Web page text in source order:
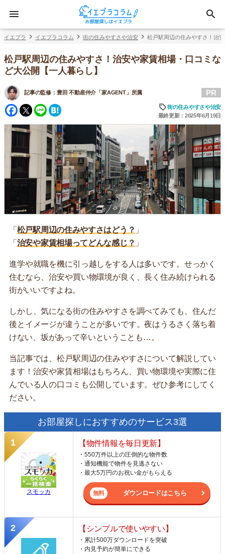
イエプラ イエプラコラム 街の住みやすさや治安 松戸駅周辺の住みやすさ！治
松戸駅周辺の住みやすさ！治安や家賃相場・口コミな
ど大公開【一人暮らし】
記事の監修： 豊田 不動産仲介「家AGENT」所属
Facebook
Twitter
Line
PR
街の住みやすさや治安
最終更新：2025年6月19日
「 松戸駅周辺の住みやすさはどう？ 」
「 治安や家賃相場ってどんな感じ？ 」
進学や就職を機に引っ越しをする人は多いです。せっかく
住むなら、治安や買い物環境が良く、長く住み続けられる
街がいいですよね。
しかし、気になる街の住みやすさを調べてみても、住んだ
後とイメージが違うことが多いです。夜はうるさく落ち着
けない、坂があって辛いということも…。
当記事では、松戸駅周辺の住みやすさについて解説してい
ます！治安や家賃相場はもちろん、買い物環境や実際に住
んでいる人の口コミも公開しています。ぜひ参考にしてく
ださい。
お部屋探しにおすすめのサービス3選
スモッカ
【物件情報を毎日更新】
・550万件以上の圧倒的な物件数
・通知機能で物件を見逃さない
・最大5万円のお祝い金がもらえる
ダウンロードはこちら
【シンプルで使いやすい】
・累計500万ダウンロードを突破
・内見予約が簡単にできる